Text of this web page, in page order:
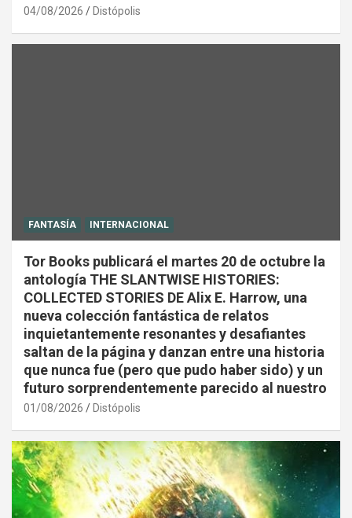
04/08/2026 Distópolis
FANTASÍA INTERNACIONAL
Tor Books publicará el martes 20 de octubre la
antología THE SLANTWISE HISTORIES:
COLLECTED STORIES DE Alix E. Harrow, una
nueva colección fantástica de relatos
inquietantemente resonantes y desafiantes
saltan de la página y danzan entre una historia
que nunca fue (pero que pudo haber sido) y un
futuro sorprendentemente parecido al nuestro
01/08/2026 Distópolis